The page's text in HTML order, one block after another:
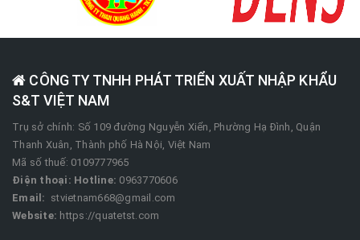
CÔNG TY TNHH PHÁT TRIỂN XUẤT NHẬP KHẨU
S&T VIỆT NAM
Trụ sở chính: Số 109 đường Nguyễn Xiển, Phường Hạ Đình, Quận
Thanh Xuân, Thành phố Hà Nội, Việt Nam
Mã số thuế: 0109777965
Điện thoại: Hotline: 0963770606
Email: stvietnam668@gmail.com
Website: https://quatetst.com